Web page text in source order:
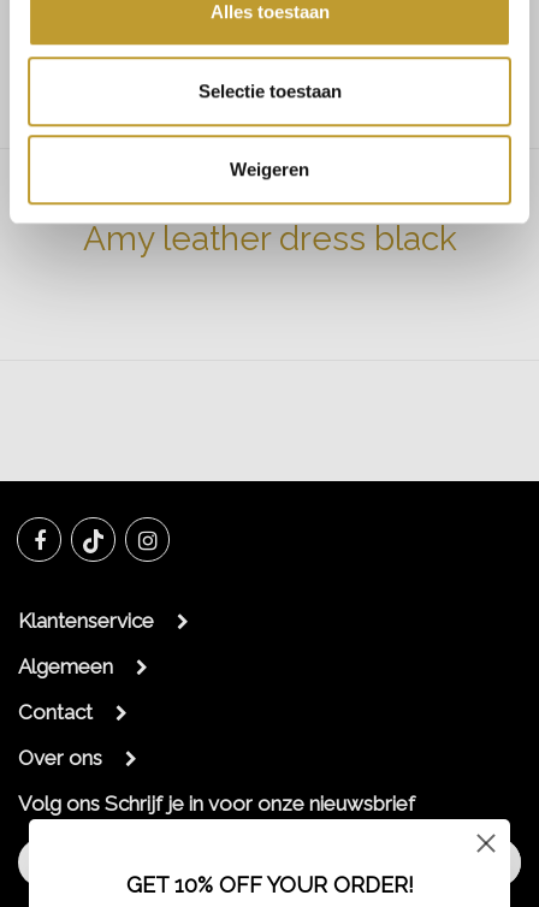
Alles toestaan
Selectie toestaan
Weigeren
Gratis verzending vanaf €75,-
Amy leather dress black
Klantenservice
Algemeen
Contact
Over ons
Volg ons Schrijf je in voor onze nieuwsbrief
GET 10% OFF YOUR ORDER!